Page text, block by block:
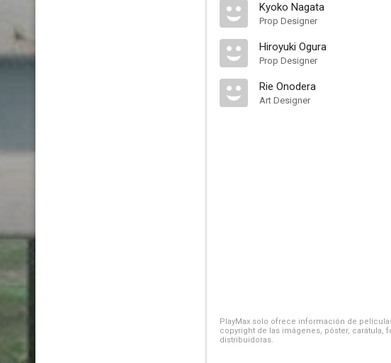
Kyoko Nagata
Prop Designer
Hiroyuki Ogura
Prop Designer
Rie Onodera
Art Designer
PlayMax solo ofrece información de
copyright de las imágenes, póster,
distribuidoras.